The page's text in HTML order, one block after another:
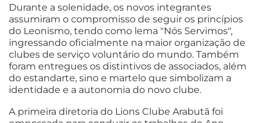
Durante a solenidade, os novos integrantes
assumiram o compromisso de seguir os princípios
do Leonismo, tendo como lema "Nós Servimos",
ingressando oficialmente na maior organização de
clubes de serviço voluntário do mundo. Também
foram entregues os distintivos de associados, além
do estandarte, sino e martelo que simbolizam a
identidade e a autonomia do novo clube.
A primeira diretoria do Lions Clube Arabutã foi